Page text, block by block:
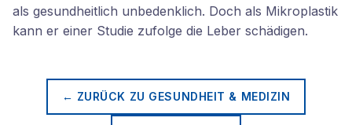
als gesundheitlich unbedenklich. Doch als Mikroplastik
kann er einer Studie zufolge die Leber schädigen.
← ZURÜCK ZU GESUNDHEIT & MEDIZIN